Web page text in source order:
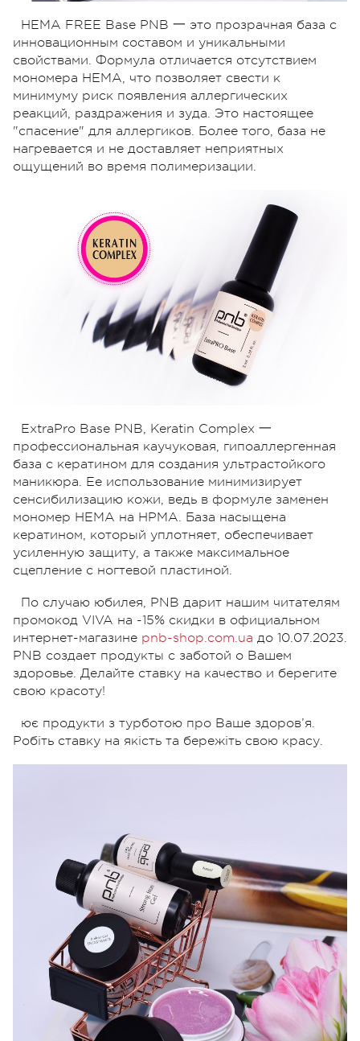
HEMA FREE Base PNB 一 это прозрачная база с
инновационным составом и уникальными
свойствами. Формула отличается отсутствием
мономера HEMA, что позволяет свести к
минимуму риск появления аллергических
реакций, раздражения и зуда. Это настоящее
"спасение" для аллергиков. Более того, база не
нагревается и не доставляет неприятных
ощущений во время полимеризации.
ExtraPro Base PNB, Keratin Complex 一
профессиональная каучуковая, гипоаллергенная
база с кератином для создания ультрастойкого
маникюра. Ее использование минимизирует
сенсибилизацию кожи, ведь в формуле заменен
мономер HEMA на HPMA. База насыщена
кератином, который уплотняет, обеспечивает
усиленную защиту, а также максимальное
сцепление с ногтевой пластиной.
По случаю юбилея, PNB дарит нашим читателям
промокод VIVA на -15% скидки в официальном
интернет-магазине pnb-shop.com.ua до 10.07.2023.
PNB создает продукты с заботой о Вашем
здоровье. Делайте ставку на качество и берегите
свою красоту!
ює продукти з турботою про Ваше здоров’я.
Робіть ставку на якість та бережіть свою красу.